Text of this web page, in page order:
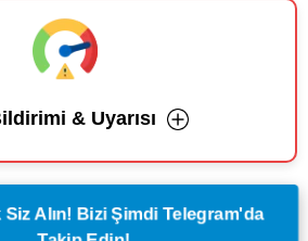
& Uyarısı
Alın! Bizi Şimdi Telegram'da